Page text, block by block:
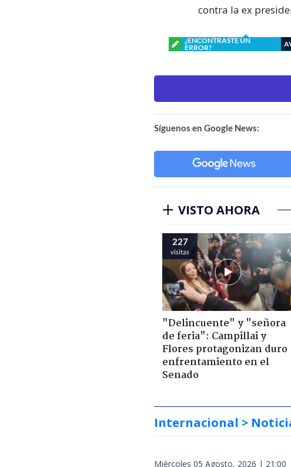
contra la ex
¿ENCONTRASTE UN
ERROR?
Síguenos en Google News:
VISTO AHORA
227
visitas
"Delincuente" y "señora
de feria": Campillai y
Flores protagonizan duro
enfrentamiento en el
Senado
Internacional >
Miércoles 05 Agosto, 2026 | 21:00